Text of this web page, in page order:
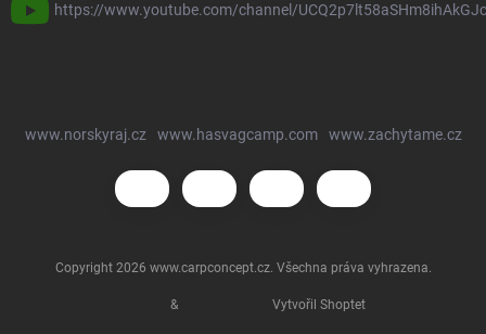
https://www.youtube.com/channel/
www.norskyraj.cz www.hasvagcamp.com www.zachytame.cz
& Vytvořil Shoptet
Copyright 2026 www.carpconcept.cz. Všechna práva vyhrazena.